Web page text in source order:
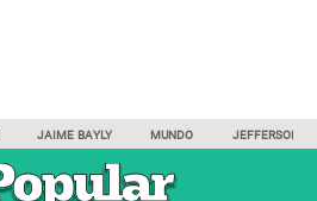
JAIME BAYLY MUNDO JEFFERSON